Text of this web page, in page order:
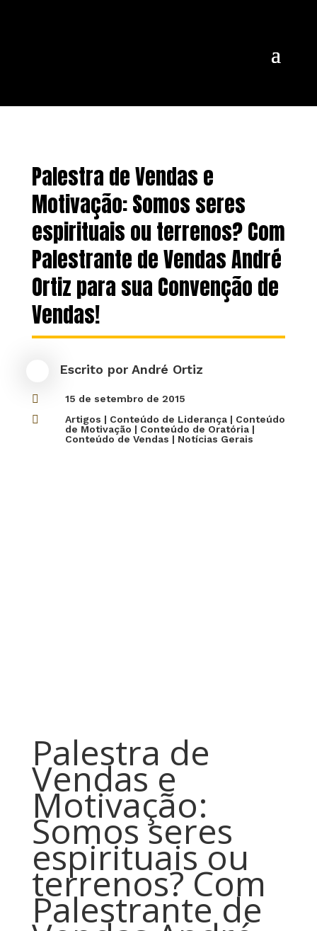
Palestra de Vendas e
Motivação: Somos seres
espirituais ou terrenos? Com
Palestrante de Vendas André
Ortiz para sua Convenção de
Vendas!
Escrito por André Ortiz
 15 de setembro de 2015
 Artigos | Conteúdo de Liderança| Conteúdo
de Motivação | Conteúdo de Oratória|
Conteúdo de Vendas | Notícias Gerais
Palestra de
Vendas e
Motivação:
Somos seres
espirituais ou
terrenos? Com
Palestrante de